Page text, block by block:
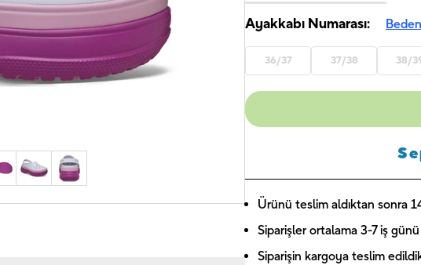
Ayakkabı Numarası:
36/37 37/38 38/
Ürünü teslim aldıktan sonra
Siparişler ortalama 3-7 iş
Siparişin kargoya teslim